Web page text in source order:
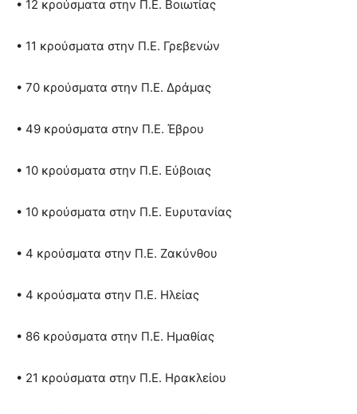
• 12 κρούσματα στην Π.Ε. Βοιωτίας
• 11 κρούσματα στην Π.Ε. Γρεβενών
• 70 κρούσματα στην Π.Ε. Δράμας
• 49 κρούσματα στην Π.Ε. Έβρου
• 10 κρούσματα στην Π.Ε. Εύβοιας
• 10 κρούσματα στην Π.Ε. Ευρυτανίας
• 4 κρούσματα στην Π.Ε. Ζακύνθου
• 4 κρούσματα στην Π.Ε. Ηλείας
• 86 κρούσματα στην Π.Ε. Ημαθίας
• 21 κρούσματα στην Π.Ε. Ηρακλείου